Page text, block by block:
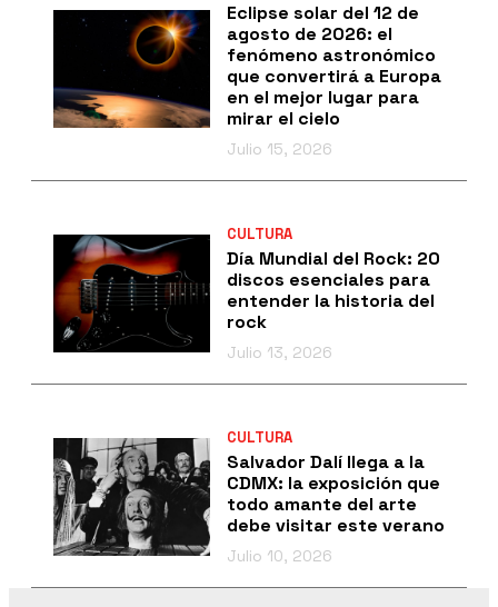
Eclipse solar del 12 de
agosto de 2026: el
fenómeno astronómico
que convertirá a Europa
en el mejor lugar para
mirar el cielo
Julio 15, 2026
CULTURA
Día Mundial del Rock: 20
discos esenciales para
entender la historia del
rock
Julio 13, 2026
CULTURA
Salvador Dalí llega a la
CDMX: la exposición que
todo amante del arte
debe visitar este verano
Julio 10, 2026